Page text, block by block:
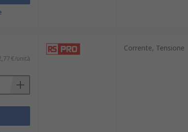
€/unità
Corrente, Tensione